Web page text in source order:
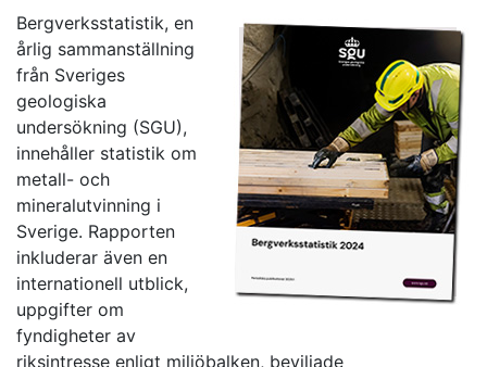
Bergverksstatistik, en
årlig sammanställning
från Sveriges
geologiska
undersökning (SGU),
innehåller statistik om
metall- och
mineralutvinning i
Sverige. Rapporten
inkluderar även en
internationell utblick,
uppgifter om
fyndigheter av
riksintresse enligt miljöbalken, beviljade